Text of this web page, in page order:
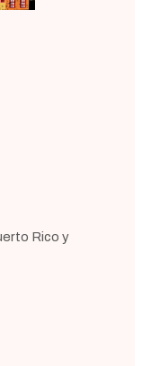
Rico y